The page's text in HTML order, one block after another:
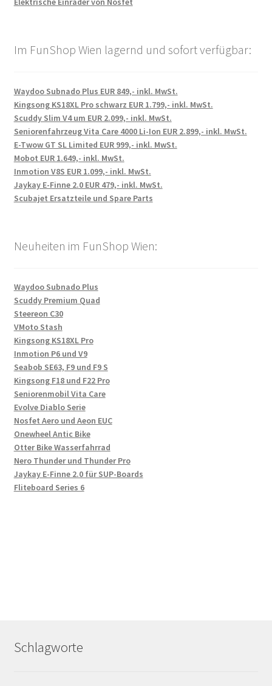
Im FunShop Wien lagernd und sofort verfügbar:
Waydoo Subnado Plus EUR 849,- inkl. MwSt.
Kingsong KS18XL Pro schwarz EUR 1.799,- inkl. MwSt.
Scuddy Slim V4 um EUR 2.099,- inkl. MwSt.
Seniorenfahrzeug Vita Care 4000 Li-Ion EUR 2.899,- inkl. MwSt.
E-Twow GT SL Limited EUR 999,- inkl. MwSt.
Mobot EUR 1.649,- inkl. MwSt.
Inmotion V8S EUR 1.099,- inkl. MwSt.
Jaykay E-Finne 2.0 EUR 479,- inkl. MwSt.
Scubajet Ersatzteile und Spare Parts
Neuheiten im FunShop Wien:
Waydoo Subnado Plus
Scuddy Premium Quad
Steereon C30
VMoto Stash
Kingsong KS18XL Pro
Inmotion P6 und V9
Seabob SE63, F9 und F9 S
Kingsong F18 und F22 Pro
Seniorenmobil Vita Care
Evolve Diablo Serie
Nosfet Aero und Aeon EUC
Onewheel Antic Bike
Otter Bike Wasserfahrrad
Nero Thunder und Thunder Pro
Jaykay E-Finne 2.0 für SUP-Boards
Fliteboard Series 6
Schlagworte